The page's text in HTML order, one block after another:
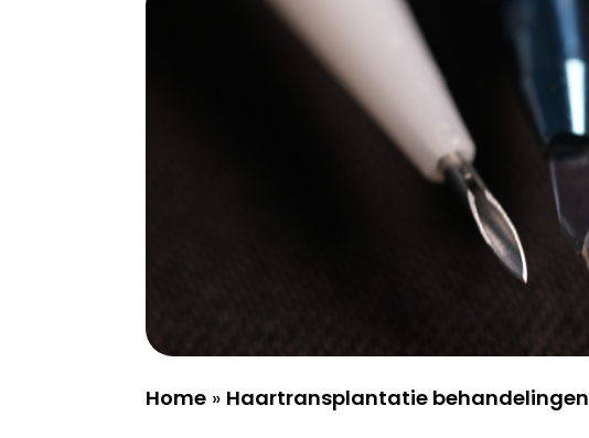
Home » Haartransplantatie behandelingen